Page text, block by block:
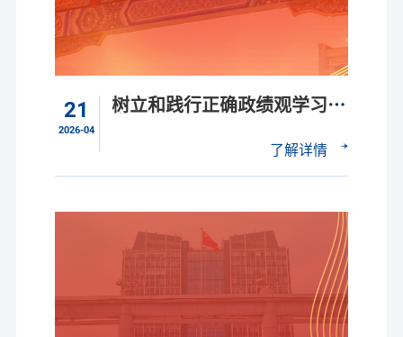
21
2026-04
树立和践行正确政绩观学习教
了解详情